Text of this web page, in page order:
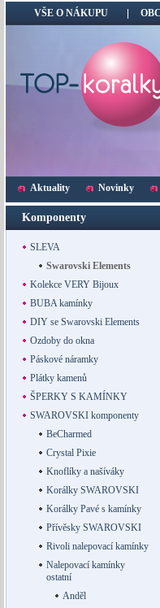
VŠE O NÁKUPU
Aktuality Novinky
Komponenty
SLEVA
Swarovski Elements
Kolekce VERY Bijoux
BUBA kamínky
DIY se Swarovski Elements
Ozdoby do okna
Páskové náramky
Plátky kamenů
ŠPERKY S KAMÍNKY
SWAROVSKI komponenty
BeCharmed
Crystal Pixie
Knoflíky a našíváky
Korálky SWAROVSKI
Korálky Pavé s kamínky
Přívěsky SWAROVSKI
Rivoli nalepovací kamínky
Nalepovací kamínky
ostatní
Anděl